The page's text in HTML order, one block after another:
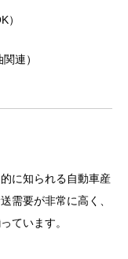
）
連）
に知られる自動車産
需要が非常に高く、
ています。